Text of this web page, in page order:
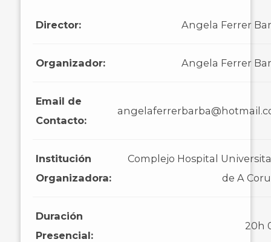
Director: Angela Ferrer
Organizador: Angela Ferrer
Email de
Contacto:
Institución
Organizadora:
Complejo Hospital
de A
Duración
Presencial:
20h